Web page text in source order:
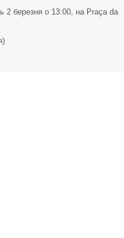
2 березня о 13:00, на Praça da